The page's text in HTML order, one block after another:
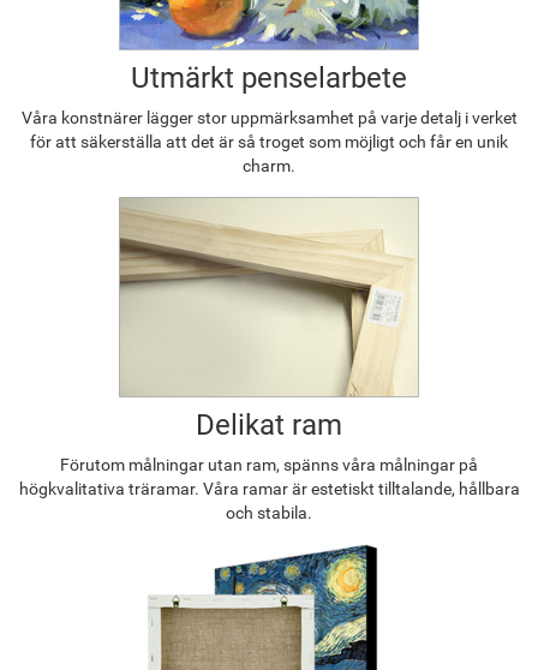
Utmärkt penselarbete
Våra konstnärer lägger stor uppmärksamhet på varje detalj i verket
för att säkerställa att det är så troget som möjligt och får en unik
charm.
Delikat ram
Förutom målningar utan ram, spänns våra målningar på
högkvalitativa träramar. Våra ramar är estetiskt tilltalande, hållbara
och stabila.